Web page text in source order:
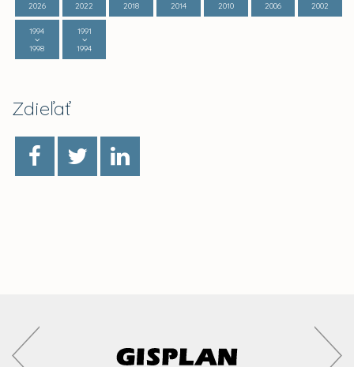
2026
2022
2018
2014
2010
2006
2002
1994
1998
1991
1994
Zdieľať